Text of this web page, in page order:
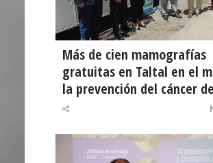
Más de cien mamografías
gratuitas en Taltal en el
la prevención del cáncer